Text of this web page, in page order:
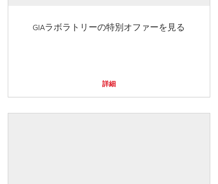
GIAラボラトリーの特別オファーを見る
詳細